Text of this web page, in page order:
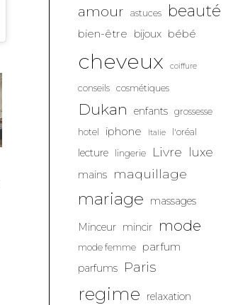
amour astuces beauté
bien-être bijoux bébé
cheveux coiffure
conseils cosmétiques
Dukan enfants grossesse
hotel
iphone Italie l'oréal
lecture lingerie Livre luxe
mains maquillage
mariage massages
Minceur mincir mode
mode femme parfum
parfums Paris
regime relaxation